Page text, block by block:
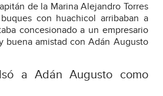
de la Marina Alejandro Torres
con huachicol arribaban a
concesionado a un empresario
buena amistad con Adán Augusto
a Adán Augusto como